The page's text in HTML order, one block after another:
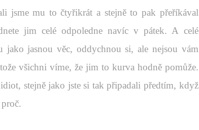
jsme mu to čtyřikrát a stejně to pak přeříkával
jim celé odpoledne navíc v pátek. A celé
jasnou věc, oddychnou si, ale nejsou vám
všichni víme, že jim to kurva hodně pomůže.
stejně jako jste si tak připadali předtím, když